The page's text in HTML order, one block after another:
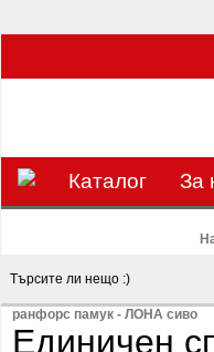
Каталог За
ранфорс памук - ЛОНА сиво
Единичен